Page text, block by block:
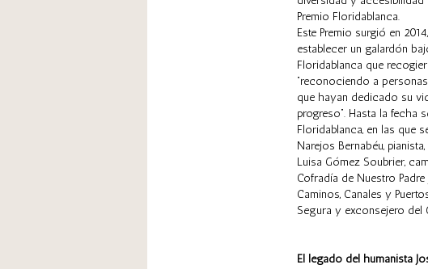
Premio Floridablanca.
Este Premio surgió en
establecer un galardón
Floridablanca que
“reconociendo a
que hayan dedicado su
progreso”. Hasta la fecha
Floridablanca, en las que
Narejos Bernabéu,
Luisa Gómez Soubrier,
Cofradía de Nuestro
Caminos, Canales y
Segura y exconsejero del
El legado del humanista